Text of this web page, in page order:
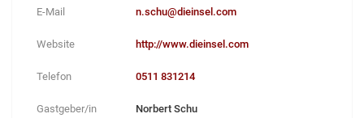
E-Mail n.schu@dieinsel.com
Website http://www.dieinsel.com
Telefon 0511 831214
Gastgeber/in Norbert Schu